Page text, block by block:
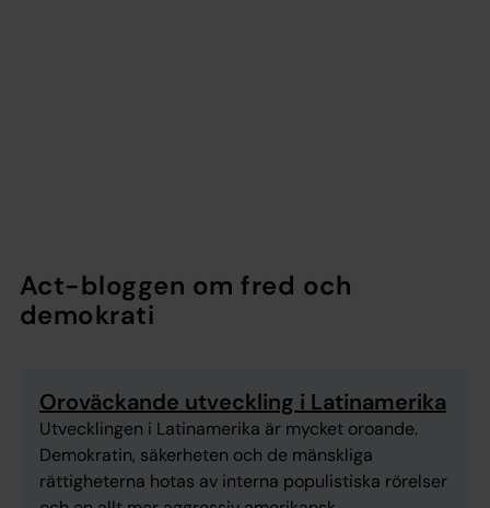
Act-bloggen om fred och
demokrati
Oroväckande utveckling i Latinamerika
Utvecklingen i Latinamerika är mycket oroande.
Demokratin, säkerheten och de mänskliga
rättigheterna hotas av interna populistiska rörelser